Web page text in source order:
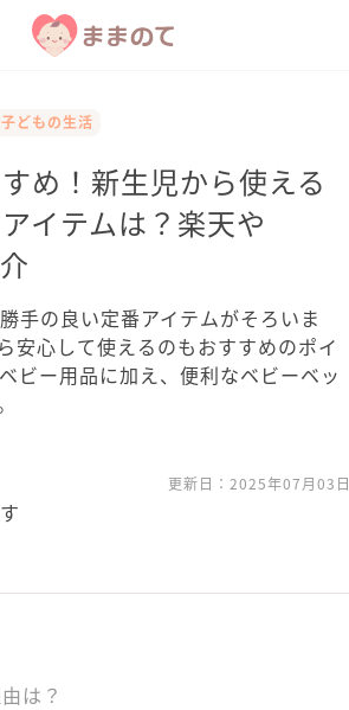
どもの生活
め！新生児から使える
イテムは？楽天や
手の良い定番アイテムがそろいま
安心して使えるのもおすすめのポイ
ビー用品に加え、便利なベビーベッ
更新日： 2025年07月03日
は？